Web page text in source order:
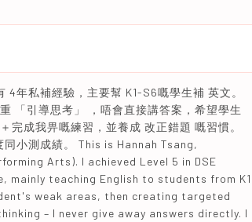
年私補經驗，主要幫 K1-S6嘅學生補 英文。
「引導思考」 ，唔會直接講答案，希望學生
完成我畀嘅練習，並養成 改正錯題 嘅習慣。
小測成績。 This is Hannah Tsang,
Arts). I achieved Level 5 in DSE
mainly teaching English to students from K1
weak areas, then creating targeted
– I never give away answers directly. I